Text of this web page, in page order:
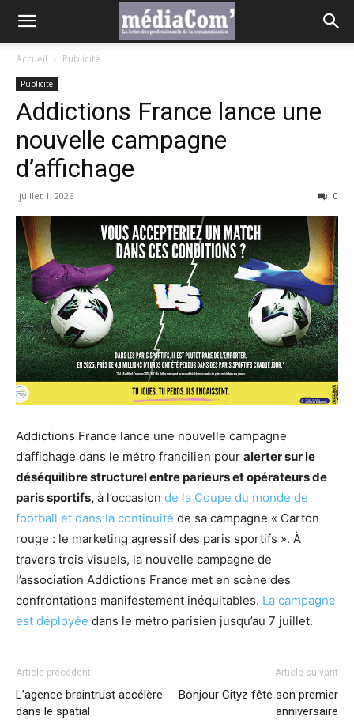
Accueil Publicité
Publicité
Addictions France lance une
nouvelle campagne
d’affichage
juillet 1, 2026 0
Addictions France lance une nouvelle campagne
d’affichage dans le métro francilien pour alerter sur le
déséquilibre structurel entre parieurs et opérateurs de
paris sportifs, à l’occasion de la Coupe du monde de
football et dans la continuité de sa campagne « Carton
rouge : le marketing agressif des paris sportifs ». À
travers trois visuels, la nouvelle campagne de
l’association Addictions France met en scène des
confrontations manifestement inéquitables. La campagne
est déployée dans le métro parisien jusqu’au 7 juillet.
Article précédent
L’agence braintrust accélère
dans le spatial
Article suivant
Bonjour Cityz fête son premier
anniversaire